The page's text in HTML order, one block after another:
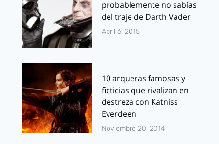
probablemente no sabías
del traje de Darth Vader
Abril 6, 2015
10 arqueras famosas y
ficticias que rivalizan en
destreza con Katniss
Everdeen
Noviembre 20, 2014